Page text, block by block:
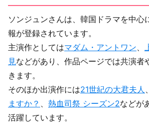
ソンジュンさんは、韓国ドラマを中心
報が登録されています。
主演作としてはマダム・アントワン、
見などがあり、作品ページでは共演者
きます。
そのほか出演作には21世紀の大君夫人 、
ますか？ 、 熱血司祭 シーズン2などが
活躍しています。